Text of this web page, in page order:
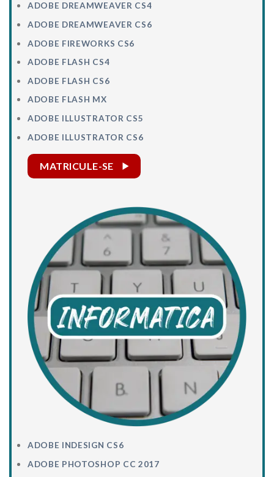
ADOBE DREAMWEAVER CS4
ADOBE DREAMWEAVER CS6
ADOBE FIREWORKS CS6
ADOBE FLASH CS4
ADOBE FLASH CS6
ADOBE FLASH MX
ADOBE ILLUSTRATOR CS5
ADOBE ILLUSTRATOR CS6
MATRICULE-SE
ADOBE INDESIGN CS6
ADOBE PHOTOSHOP CC 2017